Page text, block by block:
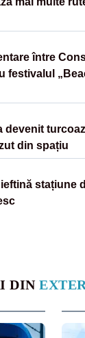
între
festivalul
devenit
din spațiu
stațiune
DIN